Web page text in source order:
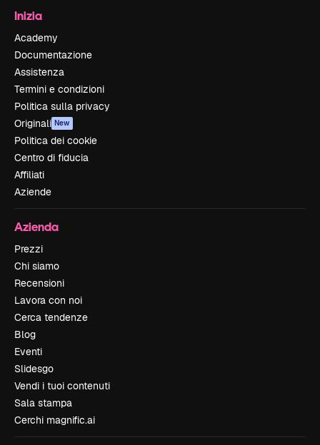
Inizia
Academy
Documentazione
Assistenza
Termini e condizioni
Politica sulla privacy
Originali New
Politica dei cookie
Centro di fiducia
Affiliati
Aziende
Azienda
Prezzi
Chi siamo
Recensioni
Lavora con noi
Cerca tendenze
Blog
Eventi
Slidesgo
Vendi i tuoi contenuti
Sala stampa
Cerchi magnific.ai